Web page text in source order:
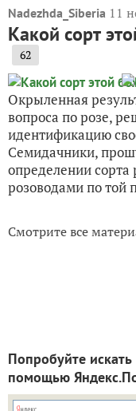
Nadezhda_Siberia 11
Какой сорт
62
Окрыленная
вопроса по розе,
идентификацию
Семидачники,
определении
розоводами по той
Смотрите все
Попробуйте
помощью